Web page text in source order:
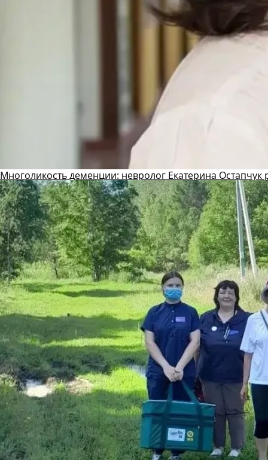
Многоликость деменции: невролог Екатерина Остапчук